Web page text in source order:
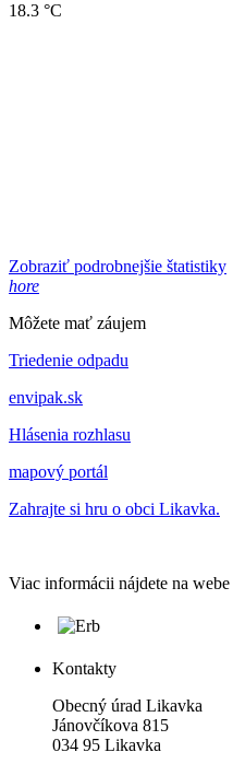
18.3 °C
Zobraziť podrobnejšie štatistiky
hore
Môžete mať záujem
Triedenie odpadu
envipak.sk
Hlásenia rozhlasu
mapový portál
Zahrajte si hru o obci Likavka.
Viac informácii nájdete na webe
Kontakty
Obecný úrad Likavka
Jánovčíkova 815
034 95 Likavka